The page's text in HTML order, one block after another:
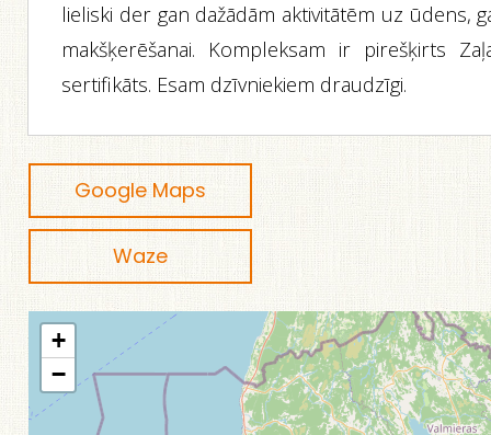
lieliski der gan dažādām aktivitātēm uz ūdens,
makšķerēšanai. Kompleksam ir pirešķirts
sertifikāts. Esam dzīvniekiem draudzīgi.
Google Maps
Waze
+
−